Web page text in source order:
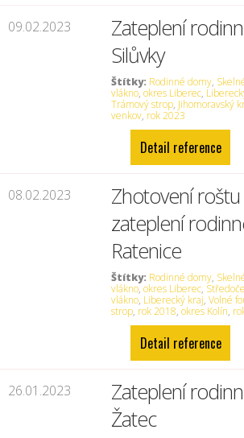
09.02.2023
Zateplení
Silůvky
Štítky: Rodinné domy,
vlákno,okres Liberec,
Trámový strop, Jihomoravský
venkov, rok 2023
Detail reference
08.02.2023
Zhotovení
zateplení
Ratenice
Štítky: Rodinné domy,
vlákno,okres Liberec,
vlákno, Liberecký kraj,Volné
strop, rok 2018,okres Kolín,
Detail reference
26.01.2023
Zateplení
Žatec